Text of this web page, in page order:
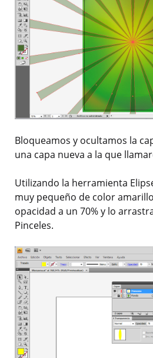
Bloqueamos y ocultamos la
una capa nueva a la que
Utilizando la herramienta
muy pequeño de color
opacidad a un 70% y lo
Pinceles.